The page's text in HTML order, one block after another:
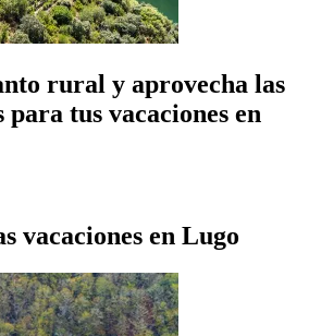
rural y aprovecha las
para tus vacaciones en
vacaciones en Lugo